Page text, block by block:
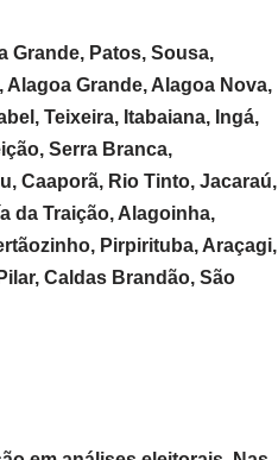
Grande, Patos, Sousa,
Alagoa Grande, Alagoa Nova,
Teixeira, Itabaiana, Ingá,
Serra Branca,
Caaporã, Rio Tinto, Jacaraú,
da Traição, Alagoinha,
Pirpirituba, Araçagi,
Caldas Brandão, São